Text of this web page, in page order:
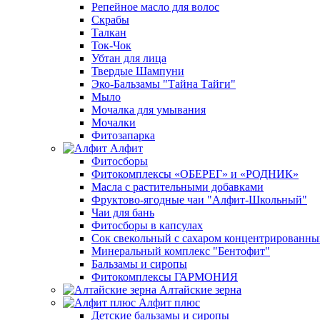
Репейное масло для волос
Скрабы
Талкан
Ток-Чок
Убтан для лица
Твердые Шампуни
Эко-Бальзамы "Тайна Тайги"
Мыло
Мочалка для умывания
Мочалки
Фитозапарка
Алфит
Фитосборы
Фитокомплексы «ОБЕРЕГ» и «РОДНИК»
Масла с растительными добавками
Фруктово-ягодные чаи "Алфит-Школьный"
Чаи для бань
Фитосборы в капсулах
Сок свекольный с сахаром
Минеральный комплекс "Бентофит"
Бальзамы и сиропы
Фитокомплексы ГАРМОНИЯ
Алтайские зерна
Алфит плюс
Детские бальзамы и сиропы